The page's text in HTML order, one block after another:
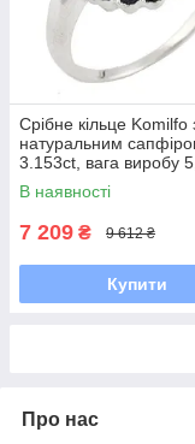
Срібне кільце Komilfo
натуральним
3.153ct, вага виробу
(0468839) 19 розмір
В наявності
7 209 ₴ 9 612 ₴
Купити
Про нас